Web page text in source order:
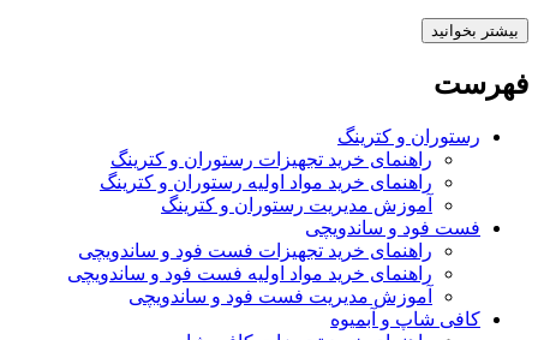
بیشتر بخوانید
فهرست
رستوران و کترینگ
راهنمای خرید تجهیزات رستوران و کترینگ
راهنمای خرید مواد اولیه رستوران و کترینگ
آموزش مدیریت رستوران و کترینگ
فست فود و ساندویچی
راهنمای خرید تجهیزات فست فود و ساندویچی
راهنمای خرید مواد اولیه فست فود و ساندویچی
آموزش مدیریت فست فود و ساندویچی
کافی شاپ و آبمیوه